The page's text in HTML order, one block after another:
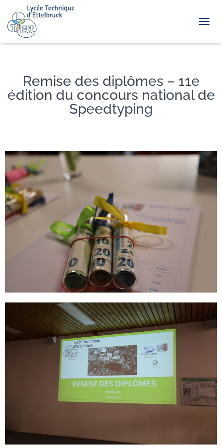
Remise des diplômes – 11e
édition du concours national de
Speedtyping